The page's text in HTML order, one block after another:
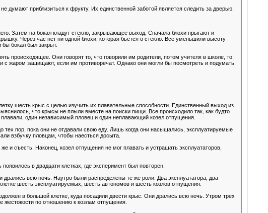
приблизиться к фрукту. Их единственной заботой является следить за дверью,
Затем на бокал кладут стекло, закрывающее выход. Сначала блохи прыгают и
Через час нет ни одной блохи, которая бьётся о стекло. Все уменьшили высоту
бы бокал был закрыт.
происходящее. Они говорят то, что говорили им родители, потом учителя в школе, то,
с жаром защищают, если им противоречат. Однако они могли бы посмотреть и подумать,
шесть крыс с целью изучить их плавательные способности. Единственный выход из
что крысы не плыли вместе на поиски пищи. Все происходило так, как будто
один независимый пловец и один неплавающий козел отпущения.
пор, пока они не отдавали свою еду. Лишь когда они насыщались, эксплуатируемые
взбучку пловцам, чтобы наесться досыта.
съесть. Наконец, козел отпущения не мог плавать и устрашать эксплуататоров,
в двадцати клетках, где эксперимент был повторен.
всю ночь. Наутро были распределены те же роли. Два эксплуататора, два
шесть эксплуатируемых, шесть автономов и шесть козлов отпущения.
в большой клетке, куда посадили двести крыс. Они дрались всю ночь. Утром трех
по отношению к козлам отпущения.